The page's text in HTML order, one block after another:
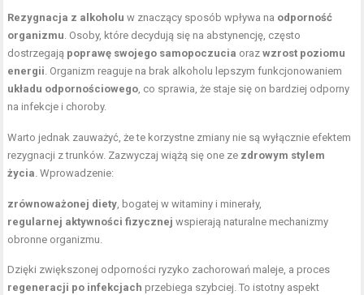
Rezygnacja z alkoholu w znaczący sposób wpływa na odporność
organizmu . Osoby, które decydują się na abstynencję, często
dostrzegają poprawę swojego samopoczucia orazwzrost poziomu
energii . Organizm reaguje na brak alkoholu lepszym funkcjonowaniem
układu odpornościowego , co sprawia, że staje się on bardziej odporny
na infekcje i choroby.
Warto jednak zauważyć, że te korzystne zmiany nie są wyłącznie efektem
rezygnacji z trunków. Zazwyczaj wiążą się one ze zdrowym stylem
życia . Wprowadzenie:
zrównoważonej diety , bogatej wwitaminy i minerały,
regularnej aktywności fizycznej wspierają naturalne mechanizmy
obronne organizmu.
Dzięki zwiększonej odporności ryzyko zachorowań maleje, a proces
regeneracji po infekcjach przebiega szybciej. To istotny aspekt